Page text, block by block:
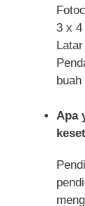
3 x 4
buah
Apa